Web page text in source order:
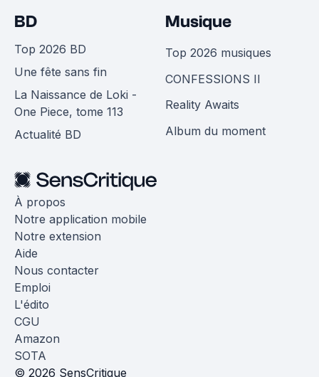
BD
Top 2026 BD
Une fête sans fin
La Naissance de Loki -
One Piece, tome 113
Actualité BD
Musique
Top 2026 musiques
CONFESSIONS II
Reality Awaits
Album du moment
À propos
Notre application mobile
Notre extension
Aide
Nous contacter
Emploi
L'édito
CGU
Amazon
SOTA
© 2026 SensCritique